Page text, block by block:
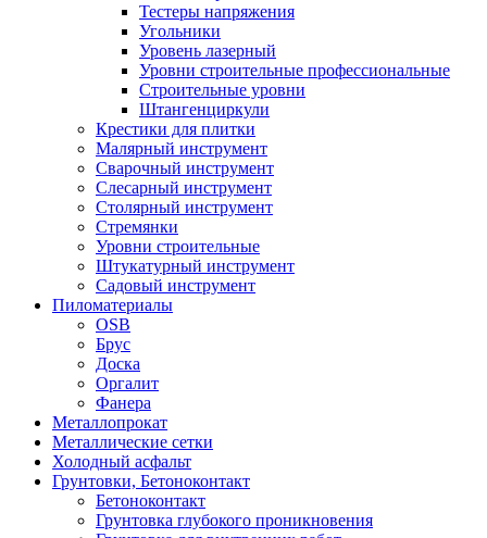
Тестеры напряжения
Угольники
Уровень лазерный
Уровни строительные профессиональные
Строительные уровни
Штангенциркули
Крестики для плитки
Малярный инструмент
Сварочный инструмент
Слесарный инструмент
Столярный инструмент
Стремянки
Уровни строительные
Штукатурный инструмент
Садовый инструмент
Пиломатериалы
OSB
Брус
Доска
Оргалит
Фанера
Металлопрокат
Металлические сетки
Холодный асфальт
Грунтовки, Бетоноконтакт
Бетоноконтакт
Грунтовка глубокого проникновения